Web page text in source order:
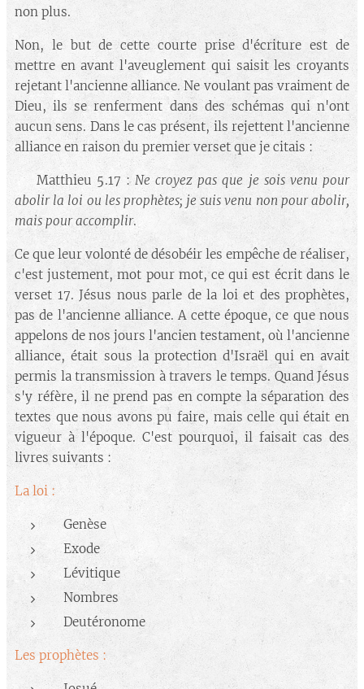
non plus.
Non, le but de cette courte prise d'écriture est de
mettre en avant l'aveuglement qui saisit les croyants
rejetant l'ancienne alliance. Ne voulant pas vraiment de
Dieu, ils se renferment dans des schémas qui n'ont
aucun sens. Dans le cas présent, ils rejettent l'ancienne
alliance en raison du premier verset que je citais :
🔘 Matthieu 5.17 : Ne croyez pas que je sois venu pour
abolir la loi ou les prophètes; je suis venu non pour abolir,
mais pour accomplir.
Ce que leur volonté de désobéir les empêche de réaliser,
c'est justement, mot pour mot, ce qui est écrit dans le
verset 17. Jésus nous parle de la loi et des prophètes,
pas de l'ancienne alliance. A cette époque, ce que nous
appelons de nos jours l'ancien testament, où l'ancienne
alliance, était sous la protection d'Israël qui en avait
permis la transmission à travers le temps. Quand Jésus
s'y réfère, il ne prend pas en compte la séparation des
textes que nous avons pu faire, mais celle qui était en
vigueur à l'époque. C'est pourquoi, il faisait cas des
livres suivants :
La loi :
Genèse
Exode
Lévitique
Nombres
Deutéronome
Les prophètes :